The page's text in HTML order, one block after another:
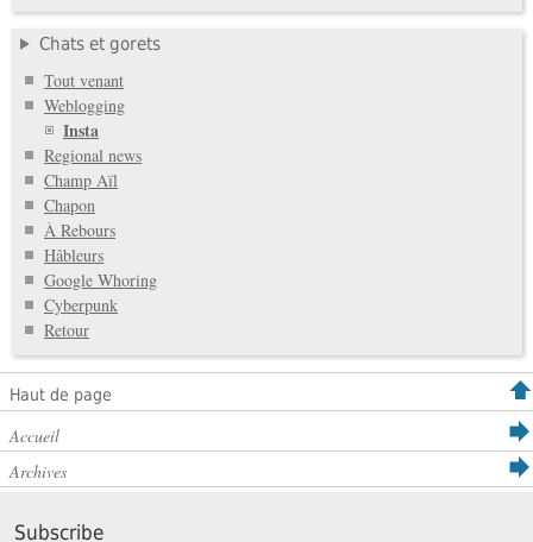
Chats et gorets
Tout venant
Weblogging
Insta
Regional news
Champ Aïl
Chapon
À Rebours
Hâbleurs
Google Whoring
Cyberpunk
Retour
Haut de page
Accueil
Archives
Subscribe